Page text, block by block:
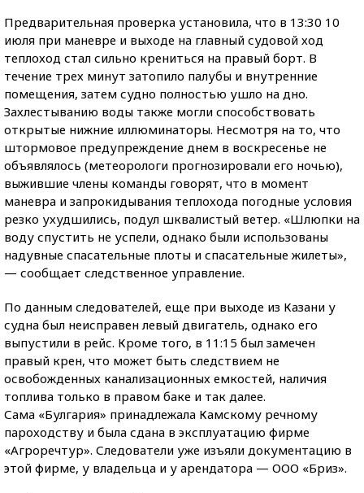
Предварительная проверка установила, что в 13:30 10
июля при маневре и выходе на главный судовой ход
теплоход стал сильно крениться на правый борт. В
течение трех минут затопило палубы и внутренние
помещения, затем судно полностью ушло на дно.
Захлестыванию воды также могли способствовать
открытые нижние иллюминаторы. Несмотря на то, что
штормовое предупреждение днем в воскресенье не
объявлялось (метеорологи прогнозировали его ночью),
выжившие члены команды говорят, что в момент
маневра и запрокидывания теплохода погодные условия
резко ухудшились, подул шквалистый ветер. «Шлюпки на
воду спустить не успели, однако были использованы
надувные спасательные плоты и спасательные жилеты»,
— сообщает следственное управление.
По данным следователей, еще при выходе из Казани у
судна был неисправен левый двигатель, однако его
выпустили в рейс. Кроме того, в 11:15 был замечен
правый крен, что может быть следствием не
освобожденных канализационных емкостей, наличия
топлива только в правом баке и так далее.
Сама «Булгария» принадлежала Камскому речному
пароходству и была сдана в эксплуатацию фирме
«Агроречтур». Следователи уже изъяли документацию в
этой фирме, у владельца и у арендатора — ООО «Бриз».